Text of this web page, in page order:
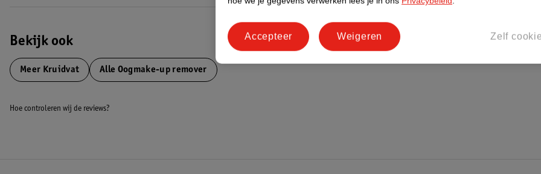
Bekijk ook
Meer Kruidvat Alle Oogmake-up remover
Hoe controleren wij de reviews?
Zelf
Weigeren
Accepteer